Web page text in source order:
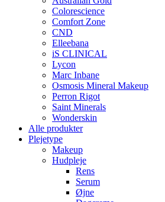
Colorescience
Comfort Zone
CND
Elleebana
iS CLINICAL
Lycon
Marc Inbane
Osmosis Mineral Makeup
Perron Rigot
Saint Minerals
Wonderskin
Alle produkter
Plejetype
Makeup
Hudpleje
Rens
Serum
Øjne